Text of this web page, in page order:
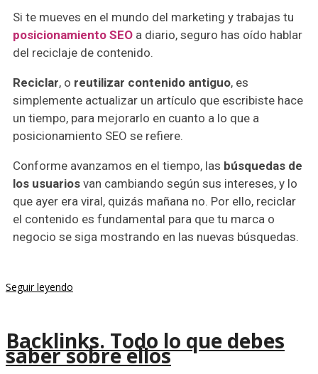
Si te mueves en el mundo del marketing y trabajas tu
posicionamiento SEO a diario, seguro has oído hablar
del reciclaje de contenido.
Reciclar, o reutilizar contenido antiguo, es
simplemente actualizar un artículo que escribiste hace
un tiempo, para mejorarlo en cuanto a lo que a
posicionamiento SEO se refiere.
Conforme avanzamos en el tiempo, las búsquedas de
los usuarios van cambiando según sus intereses, y lo
que ayer era viral, quizás mañana no. Por ello, reciclar
el contenido es fundamental para que tu marca o
negocio se siga mostrando en las nuevas búsquedas.
Seguir leyendo
Backlinks. Todo lo que debes
saber sobre ellos